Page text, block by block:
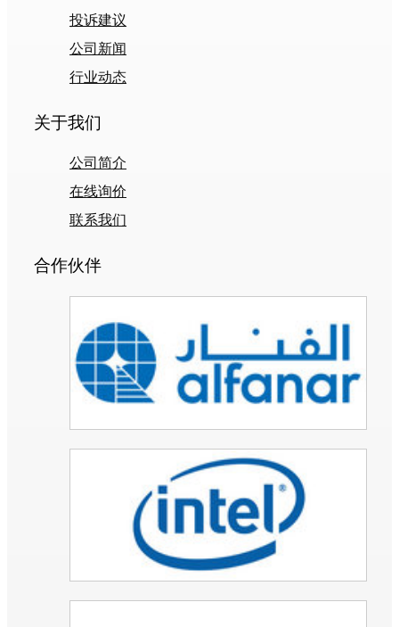
投诉建议
公司新闻
行业动态
关于我们
公司简介
在线询价
联系我们
合作伙伴